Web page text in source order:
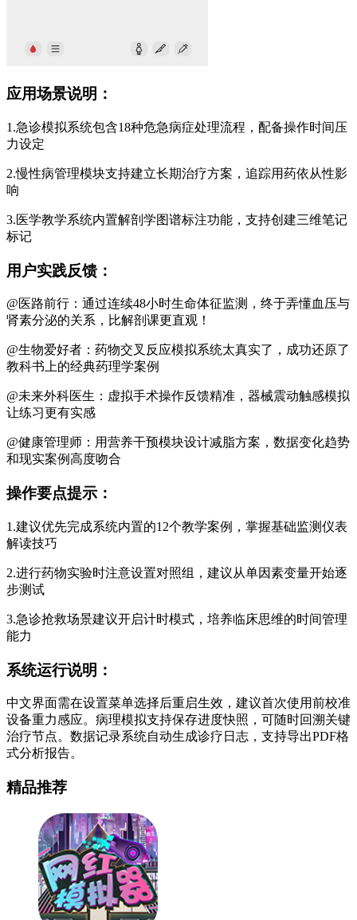
应用场景说明：
1.急诊模拟系统包含18种危急病症处理流程，配备操作时间压
力设定
2.慢性病管理模块支持建立长期治疗方案，追踪用药依从性影
响
3.医学教学系统内置解剖学图谱标注功能，支持创建三维笔记
标记
用户实践反馈：
@医路前行：通过连续48小时生命体征监测，终于弄懂血压与
肾素分泌的关系，比解剖课更直观！
@生物爱好者：药物交叉反应模拟系统太真实了，成功还原了
教科书上的经典药理学案例
@未来外科医生：虚拟手术操作反馈精准，器械震动触感模拟
让练习更有实感
@健康管理师：用营养干预模块设计减脂方案，数据变化趋势
和现实案例高度吻合
操作要点提示：
1.建议优先完成系统内置的12个教学案例，掌握基础监测仪表
解读技巧
2.进行药物实验时注意设置对照组，建议从单因素变量开始逐
步测试
3.急诊抢救场景建议开启计时模式，培养临床思维的时间管理
能力
系统运行说明：
中文界面需在设置菜单选择后重启生效，建议首次使用前校准
设备重力感应。病理模拟支持保存进度快照，可随时回溯关键
治疗节点。数据记录系统自动生成诊疗日志，支持导出PDF格
式分析报告。
精品推荐